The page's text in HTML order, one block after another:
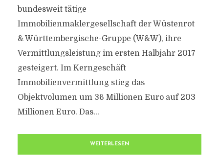
bundesweit tätige
Immobilienmaklergesellschaft der Wüstenrot
& Württembergische-Gruppe (W&W), ihre
Vermittlungsleistung im ersten Halbjahr 2017
gesteigert. Im Kerngeschäft
Immobilienvermittlung stieg das
Objektvolumen um 36 Millionen Euro auf 203
Millionen Euro. Das...
WEITERLESEN